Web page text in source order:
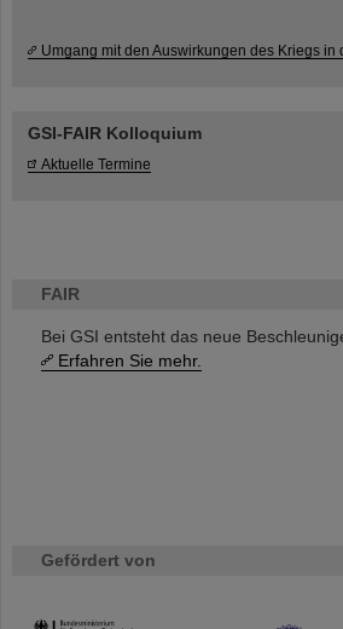
FAIR
Bei GSI entsteht das neue
Erfahren Sie mehr.
Gefördert von
HMWK
Umgang mit den Auswirkungen des Kriegs in
GSI-FAIR Kolloquium
Aktuelle Termine